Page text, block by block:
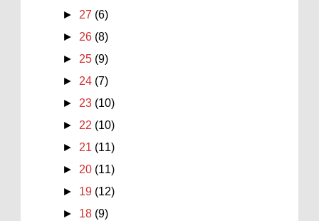
► 27 (6)
► 26 (8)
► 25 (9)
► 24 (7)
► 23 (10)
► 22 (10)
► 21 (11)
► 20 (11)
► 19 (12)
► 18 (9)